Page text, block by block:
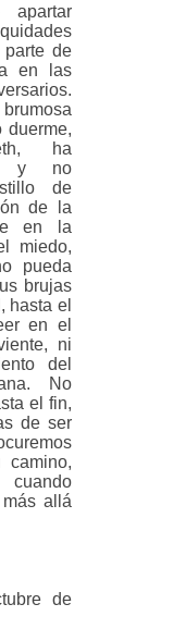
apartar
parte de
en las
duerme,
ha
y no
de
de la
en la
miedo,
pueda
brujas
hasta el
en el
ni
del
No
el fin,
de ser
camino,
allá
de